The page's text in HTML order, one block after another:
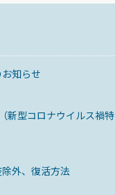
知らせ
新型コロナウイルス禍特
外、復活方法